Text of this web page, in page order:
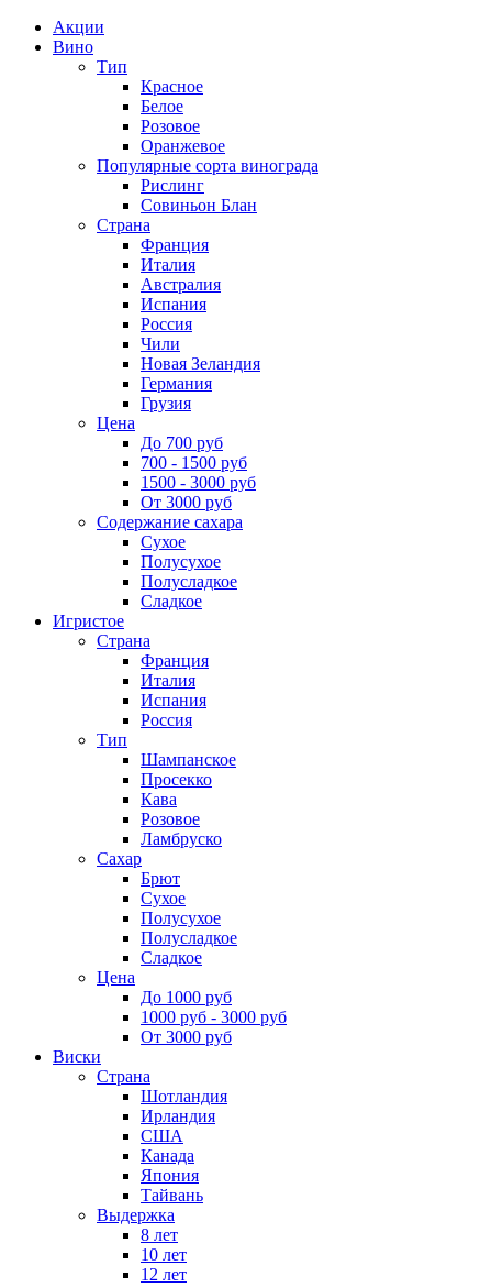
Акции
Вино
Тип
Красное
Белое
Розовое
Оранжевое
Популярные сорта винограда
Рислинг
Совиньон Блан
Страна
Франция
Италия
Австралия
Испания
Россия
Чили
Новая Зеландия
Германия
Грузия
Цена
До 700 руб
700 - 1500 руб
1500 - 3000 руб
От 3000 руб
Содержание сахара
Сухое
Полусухое
Полусладкое
Сладкое
Игристое
Страна
Франция
Италия
Испания
Россия
Тип
Шампанское
Просекко
Кава
Розовое
Ламбруско
Сахар
Брют
Сухое
Полусухое
Полусладкое
Сладкое
Цена
До 1000 руб
1000 руб - 3000 руб
От 3000 руб
Виски
Страна
Шотландия
Ирландия
США
Канада
Япония
Тайвань
Выдержка
8 лет
10 лет
12 лет